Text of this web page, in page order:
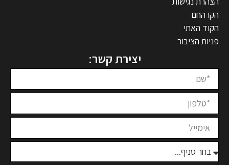
הקו החם
הקוד האתי
פניות הציבור
יצירת קשר: